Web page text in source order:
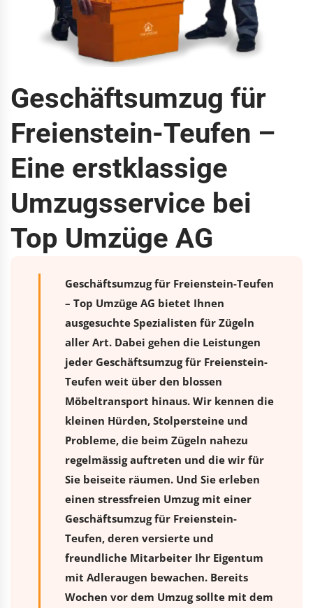
Geschäftsumzug für
Freienstein-Teufen –
Eine erstklassige
Umzugsservice bei
Top Umzüge AG
Geschäftsumzug für Freienstein-Teufen
– Top Umzüge AG bietet Ihnen
ausgesuchte Spezialisten für Zügeln
aller Art. Dabei gehen die Leistungen
jeder Geschäftsumzug für Freienstein-
Teufen weit über den blossen
Möbeltransport hinaus. Wir kennen die
kleinen Hürden, Stolpersteine und
Probleme, die beim Zügeln nahezu
regelmässig auftreten und die wir für
Sie beiseite räumen. Und Sie erleben
einen stressfreien Umzugmit einer
Geschäftsumzug für Freienstein-
Teufen, deren versierte und
freundliche Mitarbeiter Ihr Eigentum
mit Adleraugen bewachen. Bereits
Wochen vor dem Umzug sollte mit dem